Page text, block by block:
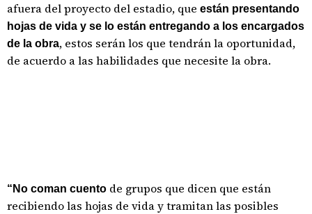
afuera del proyecto del estadio, que están presentando
hojas de vida y se lo están entregando a los encargados
de la obra, estos serán los que tendrán la oportunidad,
de acuerdo a las habilidades que necesite la obra.
“No coman cuento de grupos que dicen que están
recibiendo las hojas de vida y tramitan las posibles